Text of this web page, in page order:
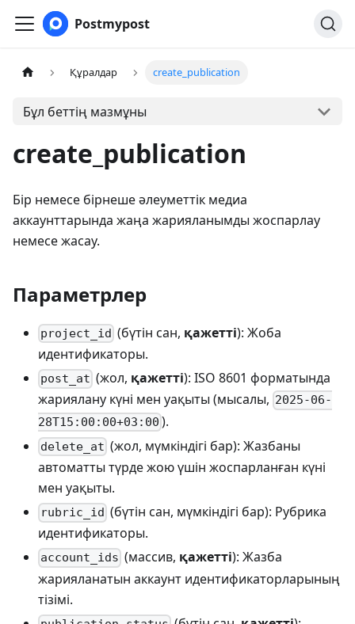
Postmypost
Құралдар create_publication
Бұл беттің мазмұны
create_publication
Бір немесе бірнеше әлеуметтік медиа
аккаунттарында жаңа жарияланымды жоспарлау
немесе жасау.
Параметрлер
project_id (бүтін сан, қажетті): Жоба
идентификаторы.
post_at (жол, қажетті): ISO 8601 форматында
жариялану күні мен уақыты (мысалы, 2025-06-
28T15:00:00+03:00 ).
delete_at (жол, мүмкіндігі бар): Жазбаны
автоматты түрде жою үшін жоспарланған күні
мен уақыты.
rubric_id (бүтін сан, мүмкіндігі бар): Рубрика
идентификаторы.
account_ids (массив, қажетті): Жазба
жарияланатын аккаунт идентификаторларының
тізімі.